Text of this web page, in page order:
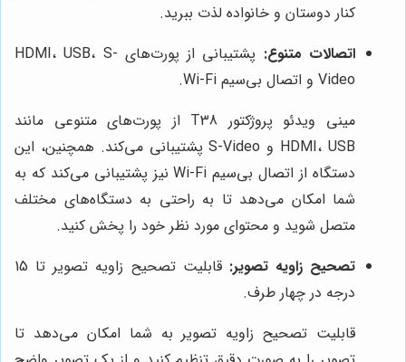
کنار دوستان و خانواده لذت ببرید.
اتصالات متنوع:
پشتیبانی از پورت‌های HDMI، USB، S-
Video و اتصال بی‌سیم Wi-Fi.
مینی ویدئو پروژکتور T38 از پورت‌های متنوعی مانند
HDMI، USB و S-Video پشتیبانی می‌کند. همچنین، این
دستگاه از اتصال بی‌سیم Wi-Fi نیز پشتیبانی می‌کند که به
شما امکان می‌دهد تا به راحتی به دستگاه‌های مختلف
متصل شوید و محتوای مورد نظر خود را پخش کنید.
تصحیح زاویه تصویر:
قابلیت تصحیح زاویه تصویر تا 15
درجه در چهار طرف.
قابلیت تصحیح زاویه تصویر به شما امکان می‌دهد تا